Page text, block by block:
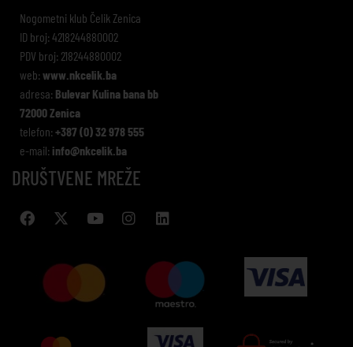
Nogometni klub Čelik Zenica
ID broj: 4218244880002
PDV broj: 218244880002
web: www.nkcelik.ba
adresa: Bulevar Kulina bana bb
72000 Zenica
telefon: +387 (0) 32 978 555
e-mail: info@nkcelik.ba
DRUŠTVENE MREŽE